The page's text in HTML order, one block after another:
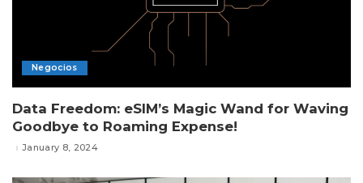
Negocios
Data Freedom: eSIM’s Magic Wand for Waving
Goodbye to Roaming Expense!
January 8, 2024